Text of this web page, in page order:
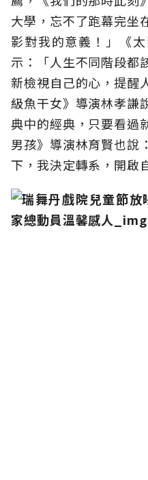
大學，忘不了跑幕完坐
影對我的意義！」《
示：「人生不同階段都
新檢視自己的心，提醒
級魚干女》導演林孝謙
典中的經典，只要看過
男孩》導演林育賢也說
下，我決定轉系，開啟